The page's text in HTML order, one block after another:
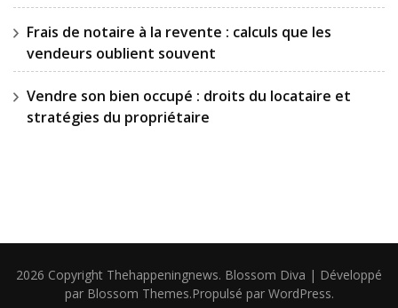
Frais de notaire à la revente : calculs que les
vendeurs oublient souvent
Vendre son bien occupé : droits du locataire et
stratégies du propriétaire
2026 Copyright Thehappeningnews. Blossom Diva | Développé
par Blossom Themes.Propulsé par WordPress.